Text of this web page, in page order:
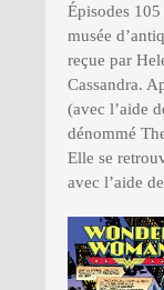
Épisodes
musée
reçue par
Cassandra.
(avec l’aide
dénommé
Elle se
avec l’aide